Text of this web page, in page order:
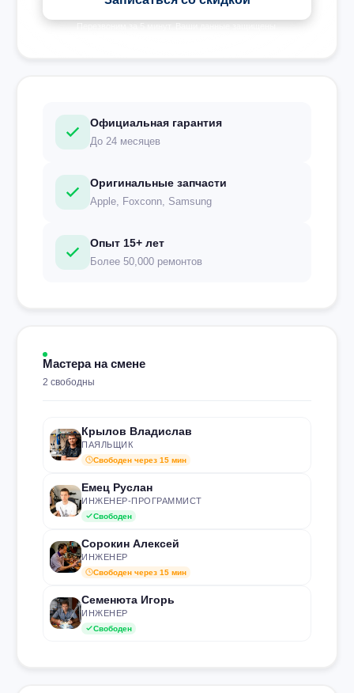
Официальная гарантия
До 24 месяцев
Оригинальные запчасти
Apple, Foxconn, Samsung
Опыт 15+ лет
Более 50,000 ремонтов
Мастера на смене
2 свободны
Крылов Владислав
ПАЯЛЬЩИК
Свободен через 15 мин
Емец Руслан
ИНЖЕНЕР-ПРОГРАММИСТ
Свободен
Сорокин Алексей
ИНЖЕНЕР
Свободен через 15 мин
Семенюта Игорь
ИНЖЕНЕР
Свободен